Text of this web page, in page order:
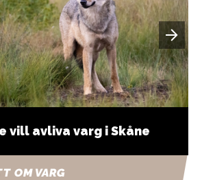
vill avliva varg i Skåne
OM VARG